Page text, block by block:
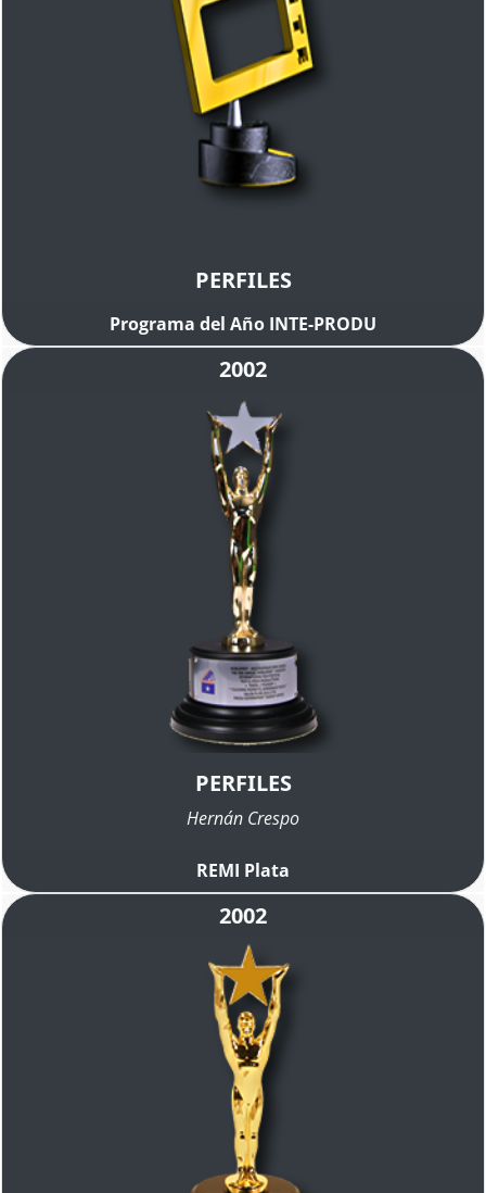
PERFILES
Programa del Año INTE-PRODU
2002
PERFILES
Hernán Crespo
REMI Plata
2002